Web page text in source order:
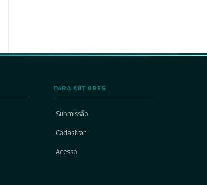
PARA AUTORES
Submissão
Cadastrar
Acesso